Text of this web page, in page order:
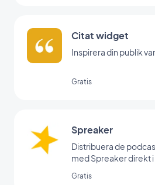
Citat widget
Inspirera din publik
Gratis
Spreaker
Distribuera de
med Spreaker direkt
Gratis